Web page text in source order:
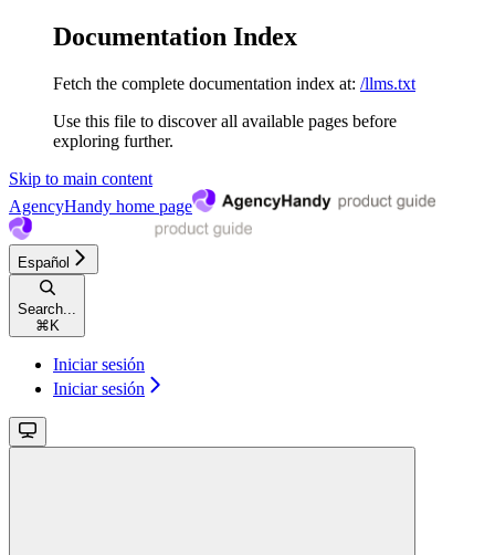
Documentation Index
Fetch the complete documentation index at: /llms.txt
Use this file to discover all available pages before
exploring further.
Skip to main content
AgencyHandy home page
Español
Search...
⌘ K
Iniciar sesión
Iniciar sesión